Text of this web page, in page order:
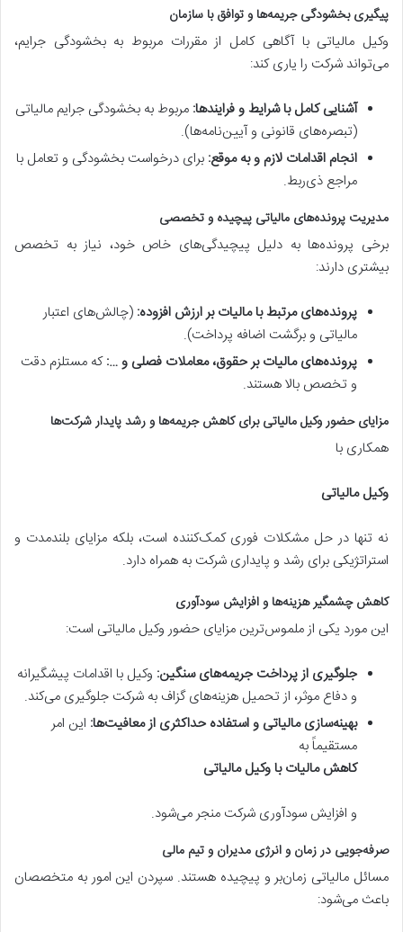
پیگیری بخشودگی جریمه‌ها و توافق با سازمان
وکیل مالیاتی با آگاهی کامل از مقررات مربوط به بخشودگی جرایم،
می‌تواند شرکت را یاری کند:
آشنایی کامل با شرایط و فرایندها: مربوط به بخشودگی جرایم مالیاتی
(تبصره‌های قانونی و آیین‌نامه‌ها).
انجام اقدامات لازم و به موقع: برای درخواست بخشودگی و تعامل با
مراجع ذی‌ربط.
مدیریت پرونده‌های مالیاتی پیچیده و تخصصی
برخی پرونده‌ها به دلیل پیچیدگی‌های خاص خود، نیاز به تخصص
بیشتری دارند:
پرونده‌های مرتبط با مالیات بر ارزش افزوده: (چالش‌های اعتبار
مالیاتی و برگشت اضافه پرداخت).
پرونده‌های مالیات بر حقوق، معاملات فصلی و …:که مستلزم دقت
و تخصص بالا هستند.
مزایای حضور وکیل مالیاتی برای کاهش جریمه‌ها و رشد پایدار شرکت‌ها
همکاری با
وکیل مالیاتی
نه تنها در حل مشکلات فوری کمک‌کننده است، بلکه مزایای بلندمدت و
استراتژیکی برای رشد و پایداری شرکت به همراه دارد.
کاهش چشمگیر هزینه‌ها و افزایش سودآوری
این مورد یکی از ملموس‌ترین مزایای حضور وکیل مالیاتی است:
جلوگیری از پرداخت جریمه‌های سنگین: وکیل با اقدامات پیشگیرانه
و دفاع موثر، از تحمیل هزینه‌های گزاف به شرکت جلوگیری می‌کند.
بهینه‌سازی مالیاتی و استفاده حداکثری از معافیت‌ها: این امر
مستقیماً به
کاهش مالیات با وکیل مالیاتی
و افزایش سودآوری شرکت منجر می‌شود.
صرفه‌جویی در زمان و انرژی مدیران و تیم مالی
مسائل مالیاتی زمان‌بر و پیچیده هستند. سپردن این امور به متخصصان
باعث می‌شود: